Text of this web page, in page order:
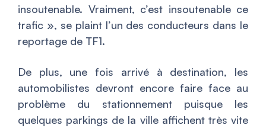
insoutenable. Vraiment, c’est insoutenable ce
trafic », se plaint l’un des conducteurs dans le
reportage de TF1.
De plus, une fois arrivé à destination, les
automobilistes devront encore faire face au
problème du stationnement puisque les
quelques parkings de la ville affichent très vite